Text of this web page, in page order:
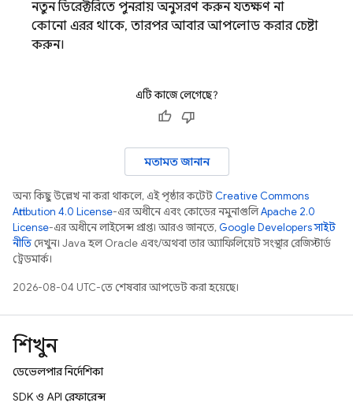
নতুন ডিরেক্টরিতে পুনরায় অনুসরণ করুন যতক্ষণ না
কোনো এরর থাকে, তারপর আবার আপলোড করার চেষ্টা
করুন।
এটি কাজে লেগেছে?
মতামত জানান
অন্য কিছু উল্লেখ না করা থাকলে, এই পৃষ্ঠার কন্টেন্টCreative Commons
Attribution 4.0 License-এর অধীনে এবং কোডের নমুনাগুলিApache 2.0
License-এর অধীনে লাইসেন্স প্রাপ্ত। আরও জানতে,Google Developers সাইট
নীতি দেখুন। Java হল Oracle এবং/অথবা তার অ্যাফিলিয়েট সংস্থার রেজিস্টার্ড
ট্রেডমার্ক।
2026-08-04 UTC-তে শেষবার আপডেট করা হয়েছে।
শিখুন
ডেভেলপার নির্দেশিকা
SDK ও API রেফারেন্স